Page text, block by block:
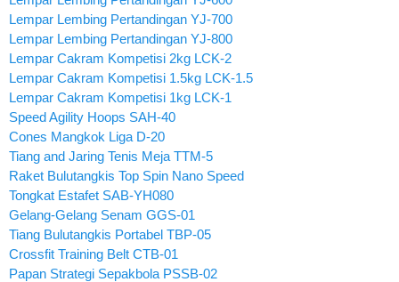
Lempar Lembing Pertandingan YJ-700
Lempar Lembing Pertandingan YJ-800
Lempar Cakram Kompetisi 2kg LCK-2
Lempar Cakram Kompetisi 1.5kg LCK-1.5
Lempar Cakram Kompetisi 1kg LCK-1
Speed Agility Hoops SAH-40
Cones Mangkok Liga D-20
Tiang and Jaring Tenis Meja TTM-5
Raket Bulutangkis Top Spin Nano Speed
Tongkat Estafet SAB-YH080
Gelang-Gelang Senam GGS-01
Tiang Bulutangkis Portabel TBP-05
Crossfit Training Belt CTB-01
Papan Strategi Sepakbola PSSB-02